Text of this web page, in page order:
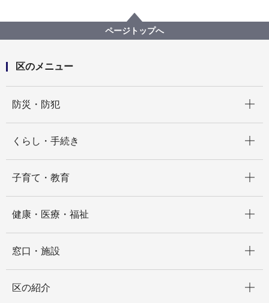
ページトップへ
区のメニュー
防災・防犯
くらし・手続き
子育て・教育
健康・医療・福祉
窓口・施設
区の紹介